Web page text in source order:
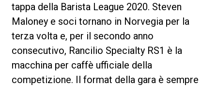
tappa della Barista League 2020. Steven
Maloney e soci tornano in Norvegia per la
terza volta e, per il secondo anno
consecutivo, Rancilio Specialty RS1 è la
macchina per caffè ufficiale della
competizione. Il format della gara è sempre
Connect
Contattaci